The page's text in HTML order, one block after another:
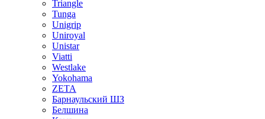
Triangle
Tunga
Unigrip
Uniroyal
Unistar
Viatti
Westlake
Yokohama
ZETA
Барнаульский ШЗ
Белшина